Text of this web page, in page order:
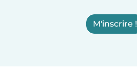
M'inscrire !